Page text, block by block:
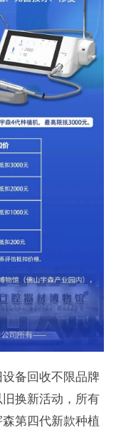
备回收不限品牌
旧换新活动，所有
第四代新款种植